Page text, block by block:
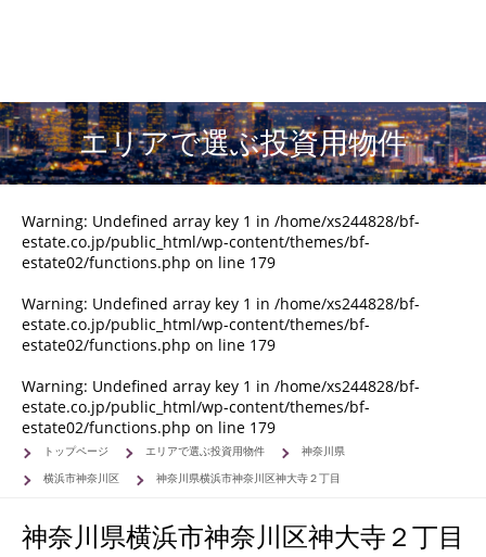
エリアで選ぶ投資用物件
Warning: Undefined array key 1 in /home/xs244828/bf-
estate.co.jp/public_html/wp-content/themes/bf-
estate02/functions.php on line 179
Warning: Undefined array key 1 in /home/xs244828/bf-
estate.co.jp/public_html/wp-content/themes/bf-
estate02/functions.php on line 179
Warning: Undefined array key 1 in /home/xs244828/bf-
estate.co.jp/public_html/wp-content/themes/bf-
estate02/functions.php on line 179
トップページ エリアで選ぶ投資用物件
神奈川県
横浜市神奈川区
神奈川県横浜市神奈川区神大寺２丁目
神奈川県横浜市神奈川区神大寺２丁目